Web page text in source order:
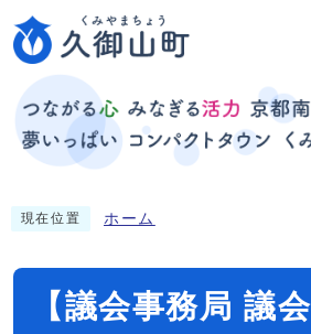
現在位置 ホーム
【議会事務局 議